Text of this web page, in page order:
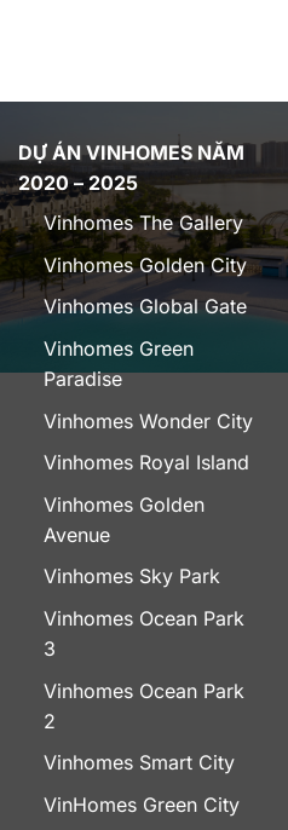
DỰ ÁN VINHOMES NĂM
2020 – 2025
Vinhomes The Gallery
Vinhomes Golden City
Vinhomes Global Gate
Vinhomes Green
Paradise
Vinhomes Wonder City
Vinhomes Royal Island
Vinhomes Golden
Avenue
Vinhomes Sky Park
Vinhomes Ocean Park
3
Vinhomes Ocean Park
2
Vinhomes Smart City
VinHomes Green City